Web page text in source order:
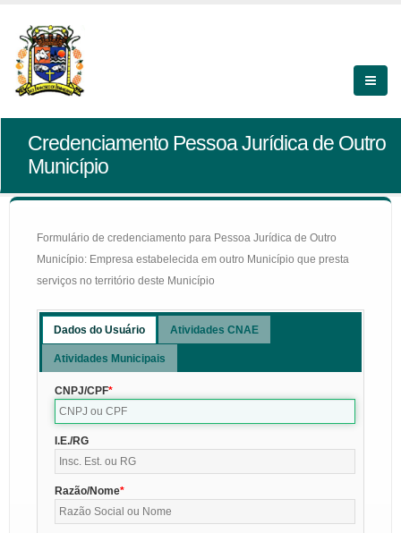
Credenciamento Pessoa Jurídica de Outro
Município
Formulário de credenciamento para Pessoa Jurídica de Outro
Município: Empresa estabelecida em outro Município que presta
serviços no território deste Município
Dados do Usuário Atividades CNAE
Atividades Municipais
CNPJ/CPF
I.E./RG
Razão/Nome